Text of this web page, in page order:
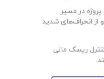
در مسیر
از انحراف‌های شدید
ریسک مالی